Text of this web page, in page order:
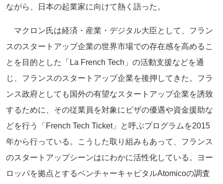
ながら、日本の起業家に向けて熱く語った。
マクロン氏は経済・産業・デジタル大臣として、フラン
スのスタートアップ企業の世界市場での存在感を高めるこ
とを目的とした「La French Tech」の活動支援などを通
じ、フランスのスタートアップ企業を後押してきた。フラ
ンス政府としても国外の有望なスタートアップ企業を誘致
するために、その従業員を対象にビザの優遇や資金援助な
どを行う「French Tech Ticket」と呼ぶプログラムを2015
年から行っている。こうした取り組みもあって、フランス
のスタートアップシーンはにわかに活性化している。ヨー
ロッパを拠点とするベンチャーキャピタルAtomicoの調査